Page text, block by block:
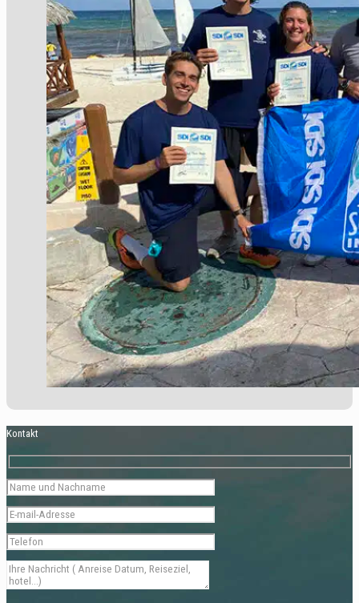
Kontakt